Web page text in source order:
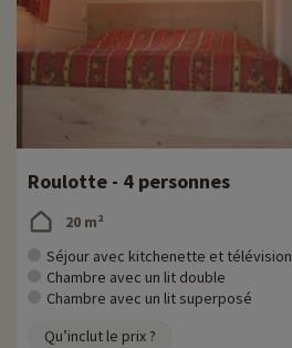
Roulotte - 4 personnes
20 m²
Séjour avec kitchenette et télévision
Chambre avec un lit double
Chambre avec un lit superposé
Qu’inclut le prix ?